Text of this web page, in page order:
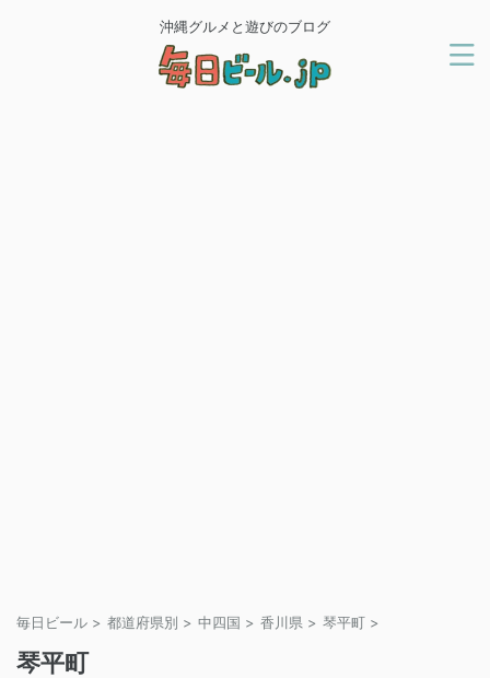
沖縄グルメと遊びのブログ
毎日ビール > 都道府県別 > 中四国 > 香川県 > 琴平町 >
琴平町